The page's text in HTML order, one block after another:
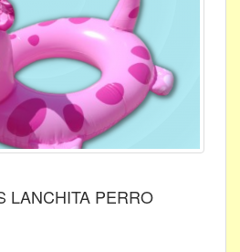
LANCHITA PERRO